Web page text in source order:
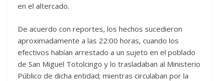
en el altercado.
De acuerdo con reportes, los hechos sucedieron
aproximadamente a las 22:00 horas, cuando los
efectivos habían arrestado a un sujeto en el poblado
de San Miguel Totolcingo y lo trasladaban al Ministerio
Público de dicha entidad; mientras circulaban por la